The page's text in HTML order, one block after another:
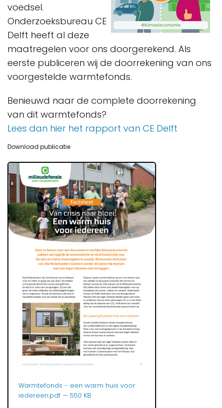
voedsel.
Onderzoeksbureau CE
Delft heeft al deze
maatregelen voor ons doorgerekend. Als
eerste publiceren wij de doorrekening van ons
voorgestelde warmtefonds.
Benieuwd naar de complete doorrekening
van dit warmtefonds?
Lees dan hier het rapport van CE Delft
Download publicatie
Warmtefonds - een warm huis voor
iedereen.pdf — 550 KB